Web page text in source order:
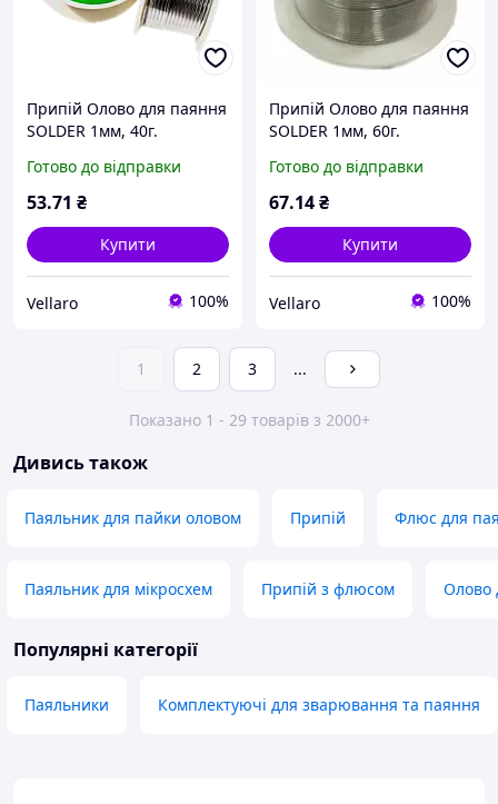
Припій Олово для паяння
SOLDER 1мм, 40г.
Готово до відправки
53.71 ₴
Купити
Vellaro 100%
Припій Олово для паяння
SOLDER 1мм, 60г.
Готово до відправки
67.14₴
Купити
Vellaro 100%
1 2 3 ...
Показано 1 - 29 товарів з 2000+
Дивись також
Паяльник для пайки оловом Припій Флюс для
Паяльник для мікросхем Припій з флюсом Олово
Популярні категорії
Паяльники Комплектуючі для зварювання та паяння